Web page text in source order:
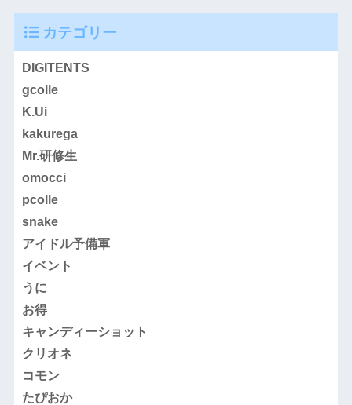
カテゴリー
DIGITENTS
gcolle
K.Ui
kakurega
Mr.研修生
omocci
pcolle
snake
アイドル予備軍
イベント
うに
お得
キャンディーショット
クリオネ
コモン
たぴおか